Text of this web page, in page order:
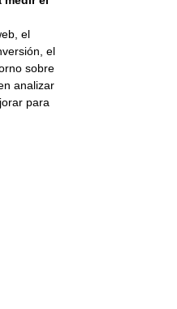
el
el
sobre
analizar
para